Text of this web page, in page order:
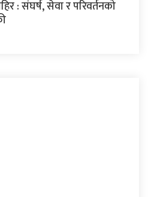
: संघर्ष, सेवा र परिवर्तनको